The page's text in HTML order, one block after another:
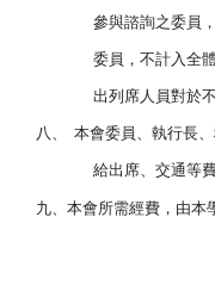
參與諮詢之委員
委員，不計入全
出列席人員對於
八、 本會委員、執行長
給出席、交通等費
九、本會所需經費，由本